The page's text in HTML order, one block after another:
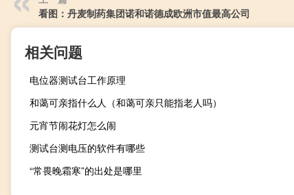
看图：丹麦制药集团诺和诺德成欧洲市值最高公司
相关问题
电位器测试台工作原理
和蔼可亲指什么人（和蔼可亲只能指老人吗）
元宵节闹花灯怎么闹
测试台测电压的软件有哪些
“常畏晚霜寒”的出处是哪里